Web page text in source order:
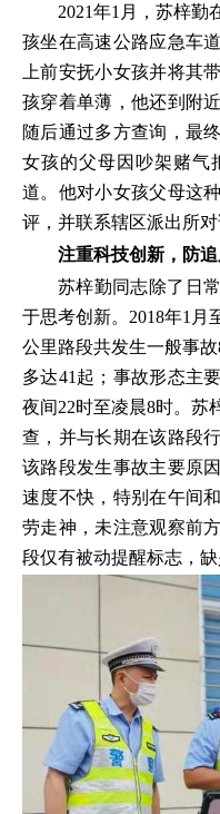
2021年1月，苏梓勤
孩坐在高速公路应急车
上前安抚小女孩并将其
孩穿着单薄，他还到附
随后通过多方查询，最
女孩的父母因吵架赌气
道。他对小女孩父母这
评，并联系辖区派出所对
注重科技创新，防
苏梓勤同志除了日
于思考创新。2018年1月
公里路段共发生一般事
多达41起；事故形态主
夜间22时至凌晨8时。苏
查，并与长期在该路段
该路段发生事故主要原
速度不快，特别在午间
劳走神，未注意观察前
段仅有被动提醒标志，缺